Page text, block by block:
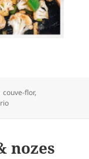
Categorias
couve-flor,
em couve-flor kung pao
nozes